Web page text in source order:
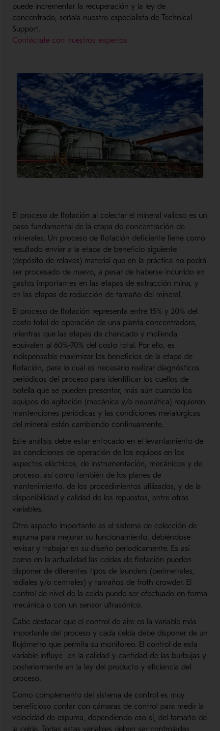
puede incrementar la recuperación y la ley de
concentrado, señala nuestro especialista de Technical
Support.
Contáctate con nuestros expertos
El proceso de flotación al colectar el mineral valioso es un
paso fundamental de la etapa de concentración de
minerales. Un proceso de flotación deficiente tiene como
resultado enviar a la etapa de beneficio siguiente
(depósito de relaves) material que en la práctica no podrá
ser procesado de nuevo, a pesar de haberse incurrido en
gastos importantes en las etapas de extracción mina, y
en las etapas de reducción de tamaño del mineral.
El proceso de flotación representa entre 15% y 20% del
costo total de operación de una planta concentradora,
mientras que las etapas de chancado y molienda
equivalen al 60%-70% del costo total. Por ello, es
indispensable maximizar los beneficios de la etapa de
flotación, para lo cual es necesario realizar diagnósticos
periódicos del proceso para identificar los cuellos de
botella que se pueden presentar, más aún cuando los
equipos de agitación (mecánica y/o neumática) requieren
mantenciones periódicas y las condiciones metalúrgicas
del mineral están cambiando continuamente.
Este análisis debe estar enfocado en el levantamiento de
las condiciones de operación de los equipos en los
aspectos eléctricos, de instrumentación, mecánicos y de
proceso, así como también de los planes de
mantenimiento, de los procedimientos utilizados, y de la
disponibilidad y calidad de los repuestos, entre otras
variables.
Otro aspecto importante es el sistema de colección de
espuma para mejorar su funcionamiento, debiéndose
revisar y trabajar en su diseño periodicamente. Es así
como en la actualidad las celdas de flotación pueden
disponer de diferentes tipos de launders (perimetrales,
radiales y/o centrales) y tamaños de froth crowder. El
control de nivel de la celda puede ser efectuado en forma
mecánica o con un sensor ultrasónico.
Cabe destacar que el control de aire es la variable más
importante del proceso y cada celda debe disponer de un
flujómetro que permita su monitoreo. El control de esta
variable influye en la calidad y cantidad de las burbujas y
posteriormente en la ley del producto y eficiencia del
proceso.
Como complemento del sistema de control es muy
beneficioso contar con cámaras de control para medir la
velocidad de espuma, dependiendo eso sí, del tamaño de
la celda. Todas estas variables deben ser controladas